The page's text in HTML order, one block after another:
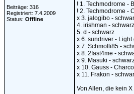
Beiträge: 316
Registriert: 7.4.2009
Status: Offline
! 1. Techmodrome -
! 2. Techmodrome -
x 3. jalogibo -
4. irishman - schwarz
5. d - schwarz
x 6. sundriver - Light
x 7. Schmolli85 -
x 8. 2fast4me -
x 9. Masuki -
x 10. Gauss -
x 11. Frakon -
Von Allen, die kein